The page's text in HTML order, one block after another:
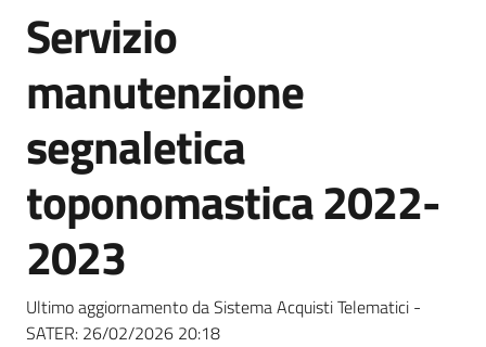
Bandi
e
di
Supporto
telematiche
Salta al contenuto
Servizio
manutenzione
segnaletica
toponomastica 2022-
2023
Ultimo aggiornamento da Sistema Acquisti Telematici -
SATER: 26/02/2026 20:18